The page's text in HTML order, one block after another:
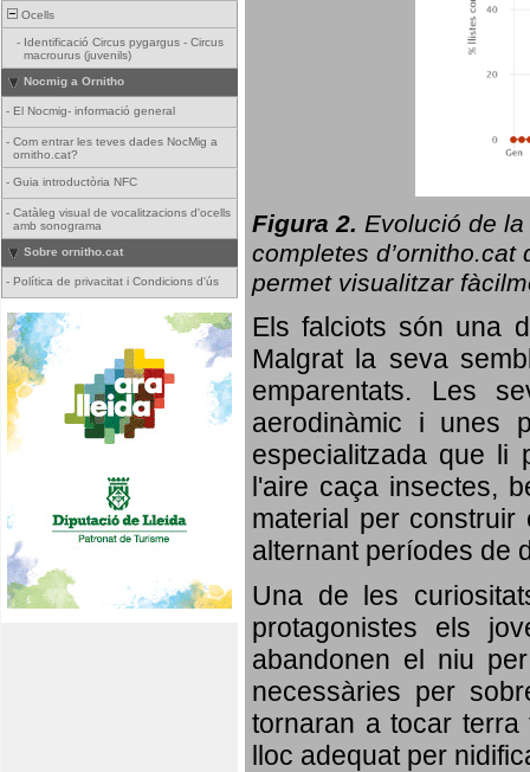
Ocells
- Identificació Circus pygargus - Circus
macrourus (juvenils)
Nocmig a Ornitho
- El Nocmig- informació general
- Com entrar les teves dades NocMig a
ornitho.cat?
- Guia introductòria NFC
- Catàleg visual de vocalitzacions d'ocells
amb sonograma
Sobre ornitho.cat
- Política de privacitat i Condicions d'ús
Figura 2. Evolució de la
completes d’ornitho.cat
permet visualitzar
Els falciots són una
Malgrat la seva
emparentats. Les
aerodinàmic i unes
especialitzada que li
l'aire caça insectes,
material per
alternant períodes de
Una de les
protagonistes els
abandonen el niu
necessàries per
tornaran a tocar
lloc adequat per